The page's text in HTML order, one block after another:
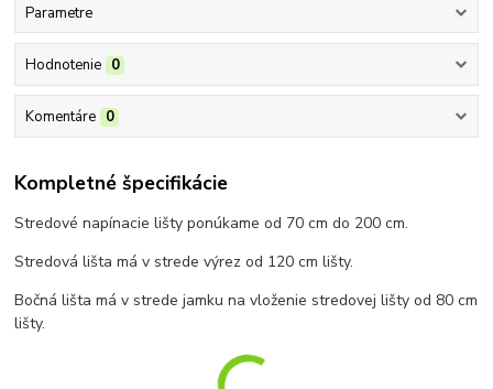
Parametre
Hodnotenie 0
Komentáre 0
Kompletné špecifikácie
Stredové napínacie lišty ponúkame od 70 cm do 200 cm.
Stredová lišta má v strede výrez od 120 cm lišty.
Bočná lišta má v strede jamku na vloženie stredovej lišty od 80 cm
lišty.